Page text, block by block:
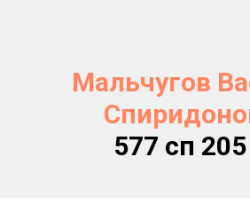
Мальчугов
577 сп